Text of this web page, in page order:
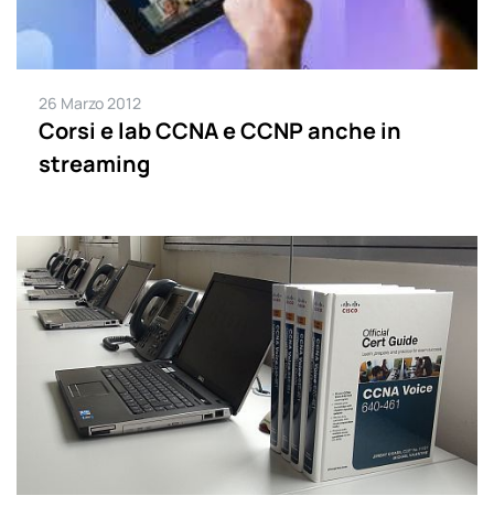
26 Marzo 2012
Corsi e lab CCNA e CCNP anche in
streaming